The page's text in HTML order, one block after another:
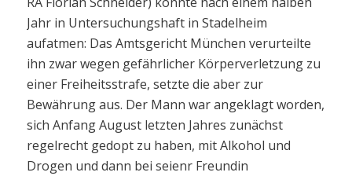
Jahr in Untersuchungshaft in Stadelheim
aufatmen: Das Amtsgericht München verurteilte
ihn zwar wegen gefährlicher Körperverletzung zu
einer Freiheitsstrafe, setzte die aber zur
Bewährung aus. Der Mann war angeklagt worden,
sich Anfang August letzten Jahres zunächst
regelrecht gedopt zu haben, mit Alkohol und
Drogen und dann bei seienr Freundin